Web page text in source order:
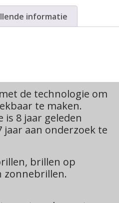
informatie
de technologie om
te maken.
8 jaar geleden
jaar aan onderzoek te
brillen op
zonnebrillen.